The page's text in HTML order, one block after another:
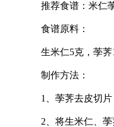
推荐食谱：米仁
食谱原料：
生米仁5克，荸荠
制作方法：
1、荸荠去皮切片
2、将生米仁、荸